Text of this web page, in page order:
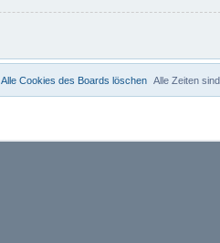
Alle Zeiten sind
Alle Cookies des Boards löschen